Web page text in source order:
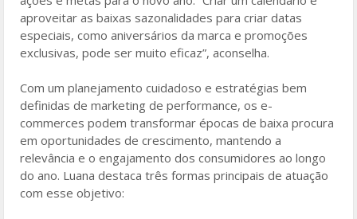
aproveitar as baixas sazonalidades para criar datas
especiais, como aniversários da marca e promoções
exclusivas, pode ser muito eficaz”, aconselha.
Com um planejamento cuidadoso e estratégias bem
definidas de marketing de performance, os e-
commerces podem transformar épocas de baixa procura
em oportunidades de crescimento, mantendo a
relevância e o engajamento dos consumidores ao longo
do ano. Luana destaca três formas principais de atuação
com esse objetivo: